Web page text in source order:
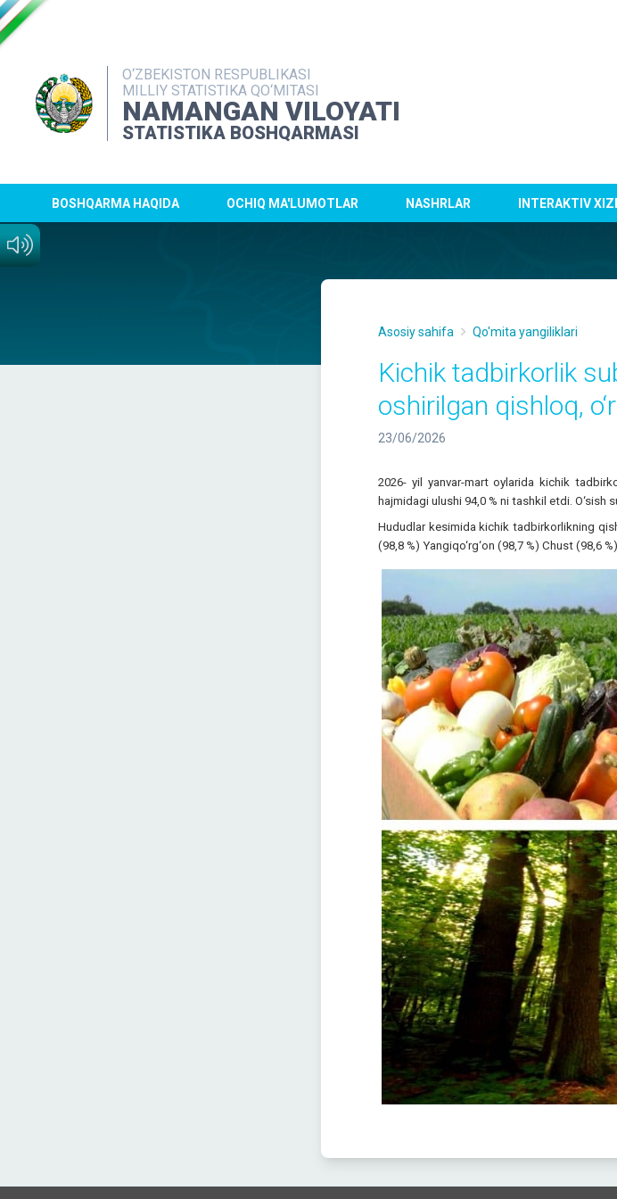
O‘ZBEKISTON RESPUBLIKASI
MILLIY STATISTIKA QO‘MITASI
NAMANGAN VILOYATI
STATISTIKA BOSHQARMASI
BOSHQARMA HAQIDA OCHIQ MA'LUMOTLAR NASHRLAR INTERAKTIV
Asosiy sahifa Qo'mita yangiliklari
Kichik tadbirkorlik
oshirilgan qishloq,
23/06/2026
2026- yil yanvar-mart oylarida kichik
hajmidagi ulushi 94,0 % ni tashkil etdi. O‘sish
Hududlar kesimida kichik tadbirkorlikning
(98,8 %) Yangiqo‘rg‘on (98,7 %) Chust (98,6